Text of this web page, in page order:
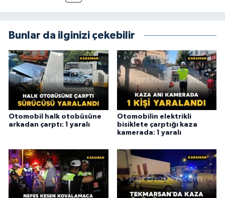
Bunlar da ilginizi çekebilir
Otomobil halk otobüsüne
arkadan çarptı: 1 yaralı
Otomobilin elektrikli
bisiklete çarptığı kaza
kamerada: 1 yaralı